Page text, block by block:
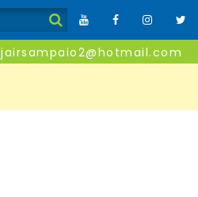
jairsampaio2@hotmail.com